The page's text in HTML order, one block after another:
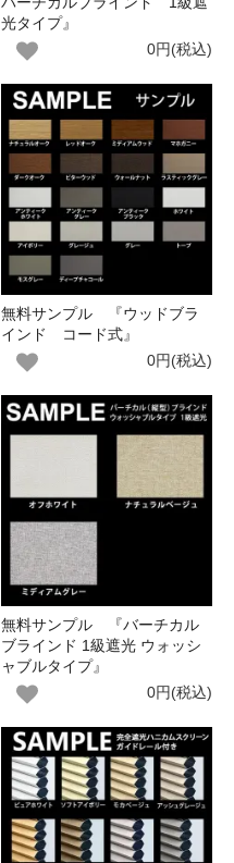
光タイプ』
0円(税込)
無料サンプル 『ウッドブラ
インド コード式』
0円(税込)
無料サンプル 『バーチカル
ブラインド 1級遮光 ウォッシ
ャブルタイプ』
0円(税込)